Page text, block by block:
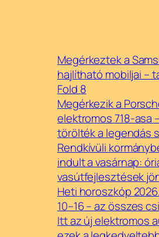
Megérkeztek a
hajlítható mobiljai –
Fold 8
Megérkezik a
elektromos 718-asa
törölték a legendás
Rendkívüli
indult a vasárnap:
vasútfejlesztések
Heti horoszkóp
10–16 – az összes
Itt az új elektromos